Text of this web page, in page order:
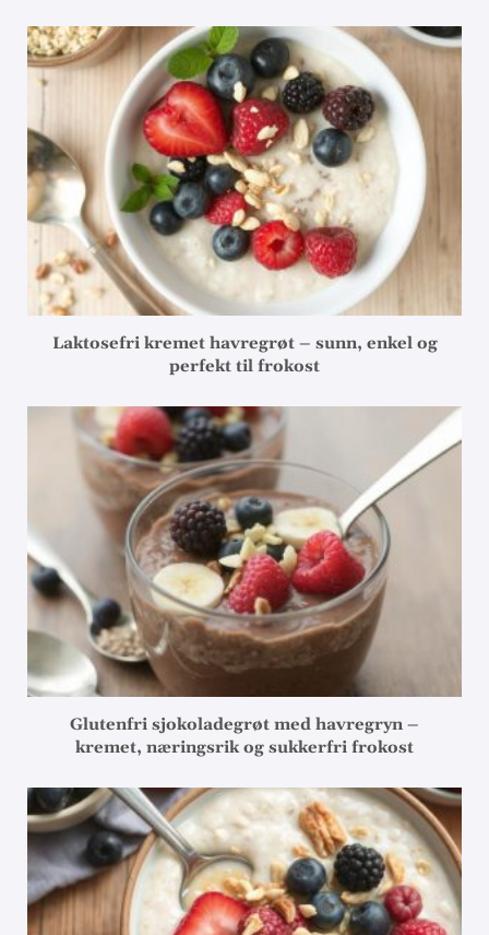
Laktosefri kremet havregrøt – sunn, enkel og
perfekt til frokost
Glutenfri sjokoladegrøt med havregryn –
kremet, næringsrik og sukkerfri frokost